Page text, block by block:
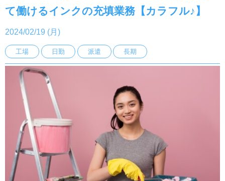
て働けるインクの充填業務【カラフル♪】
2024/02/19 (月)
工場 日勤 派遣 長期